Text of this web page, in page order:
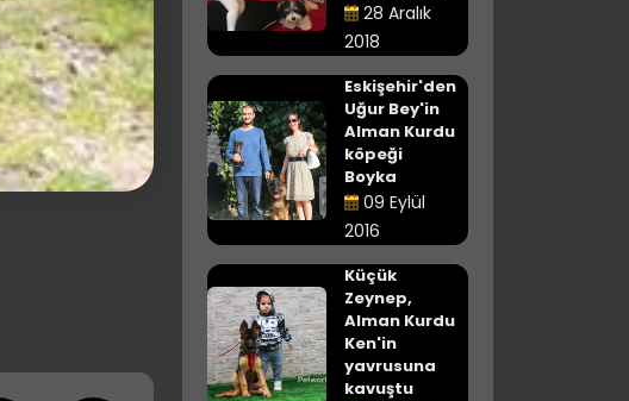
28 Aralık
2018
Eskişehir'den
Uğur Bey'in
Alman Kurdu
köpeği
Boyka
09 Eylül
2016
Küçük
Zeynep,
Alman Kurdu
Ken'in
yavrusuna
kavuştu